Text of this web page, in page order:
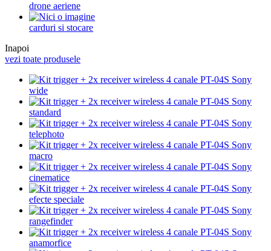
drone aeriene
carduri si stocare
Inapoi
vezi toate produsele
wide
standard
telephoto
macro
cinematice
efecte speciale
rangefinder
anamorfice